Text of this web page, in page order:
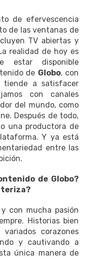
de efervescencia
de las ventanas de
TV abiertas y
realidad de hoy es
estar disponible
de Globo, con
tiende a satisfacer
con canales
del mundo, como
Después de todo,
una productora de
Y ya está
entre las
de Globo?
con mucha pasión
Historias bien
corazones
y cautivando a
única manera de